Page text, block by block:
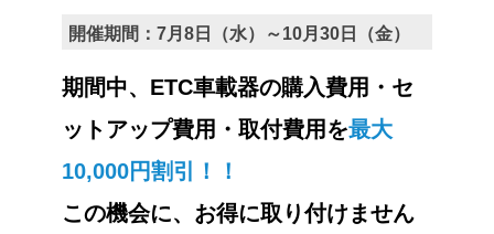
開催期間：7月8日（水）～10月30日（金）
期間中、ETC車載器の購入費用・セ
ットアップ費用・取付費用を最大
10,000円割引！！
この機会に、お得に取り付けません